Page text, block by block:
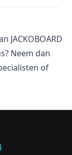
JACKOBOARD
Neem dan
of